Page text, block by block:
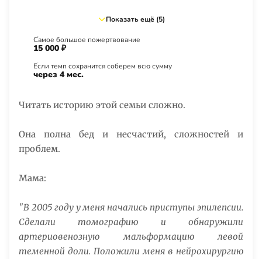
Показать ещё (5)
Самое большое пожертвование
15 000 ₽
Если темп сохранится соберем всю сумму
через 4 мес.
Читать историю этой семьи сложно.
Она полна бед и несчастий, сложностей и
проблем.
Мама:
"В 2005 году у меня начались приступы эпилепсии.
Сделали томографию и обнаружили
артериовенозную мальформацию левой
теменной доли. Положили меня в нейрохирургию